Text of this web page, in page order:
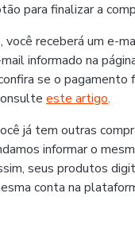
para finalizar a
você receberá um e-
informado na
se o pagamento
este artigo.
já tem outras
informar o
seus produtos
conta na